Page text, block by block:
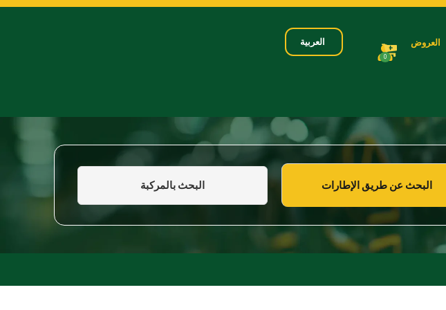
العروض
0
العربية
البحث عن طريق الإطارات البحث بالمركبة